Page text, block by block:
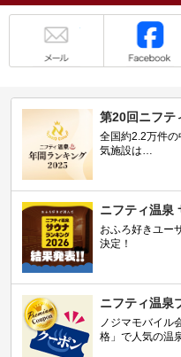
第20回ニフテ
全国約2.2万件
気施設は…
ニフティ温泉
おふろ好きユー
決定！
ニフティ温泉
ノジマモバイ
格」で人気の温